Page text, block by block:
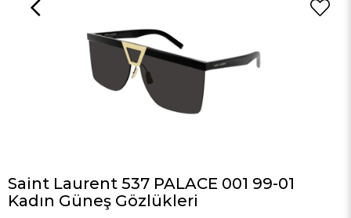
Saint Laurent 537 PALACE 001 99-01
Kadın Güneş Gözlükleri